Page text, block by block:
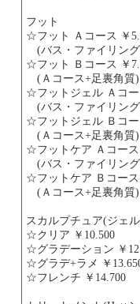
フット
☆フット Ａコース ￥
(バス・ファイリン
☆フット Ｂコース ￥
(Ａコース+足裏角質)
☆フットジェル Ａコー
(バス・ファイリン
☆フットジェル Ｂコー
(Ａコース+足裏角質)
☆フットケア Ａコース
(バス・ファイリン
☆フットケア Ｂコース
(Ａコース+足裏角質)
スカルプチュア(ジェ
☆クリア ￥10.500
☆グラデーション ￥
☆グラデ+ラメ ￥
☆フレンチ ￥14.700